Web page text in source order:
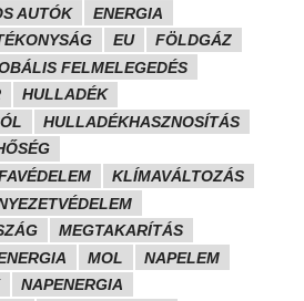
AUTÓK
ENERGIA
EU
FÖLDGÁZ
FELMELEGEDÉS
HULLADÉK
HULLADÉKHASZNOSÍTÁS
KLÍMAVÁLTOZÁS
MEGTAKARÍTÁS
MOL
NAPELEM
NAPENERGIA